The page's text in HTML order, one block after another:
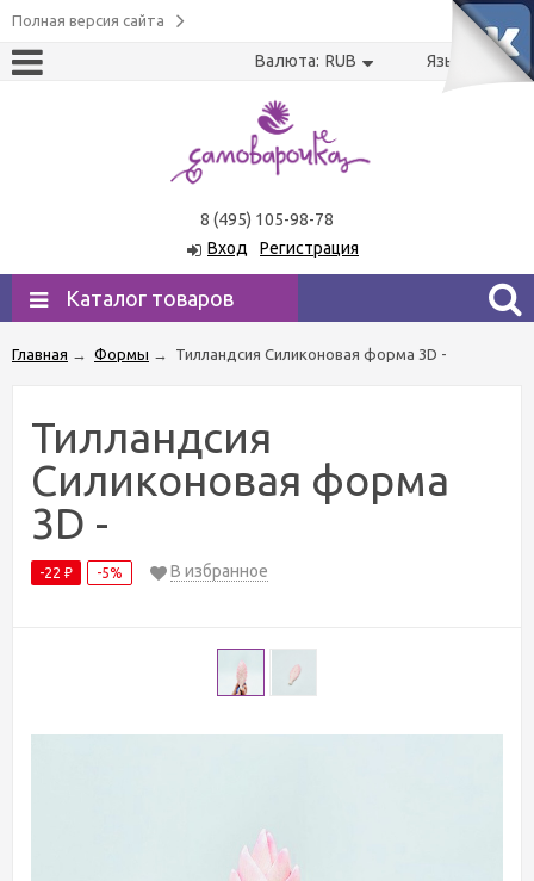
Полная версия сайта
Валюта: RUB Язык: USRU
8 (495) 105-98-78
Вход
Регистрация
Каталог товаров
Главная → Формы → Тилландсия Силиконовая форма 3D -
Тилландсия
Силиконовая форма
3D -
-22 ₽ -5% В избранное